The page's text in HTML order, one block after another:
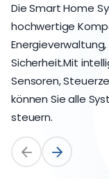
Die Smart Home
hochwertige
Sicherheit.Mit
Sensoren,
können Sie alle
steuern.